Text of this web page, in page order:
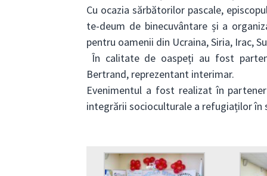
Cu ocazia sărbătorilor pascale,
te-deum de binecuvântare și a
pentru oamenii din Ucraina, Siria, Irac,
În calitate de oaspeți au fost
Bertrand, reprezentant interimar.
Evenimentul a fost realizat în
integrării socioculturale a refugiaților în